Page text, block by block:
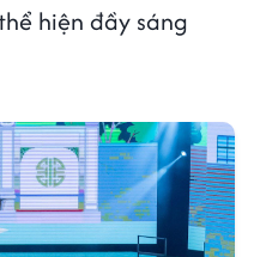
hiện đầy sáng